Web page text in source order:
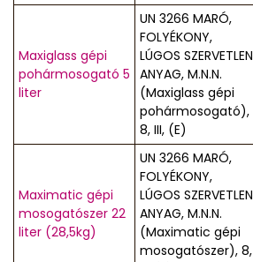
Maxiglass gépi
pohármosogató 5
liter
UN 3266 MARÓ,
FOLYÉKONY,
LÚGOS SZERVETLEN
ANYAG, M.N.N.
(Maxiglass gépi
pohármosogató),
8, III, (E)
Maximatic gépi
mosogatószer 22
liter (28,5kg)
UN 3266 MARÓ,
FOLYÉKONY,
LÚGOS SZERVETLEN
ANYAG, M.N.N.
(Maximatic gépi
mosogatószer), 8,